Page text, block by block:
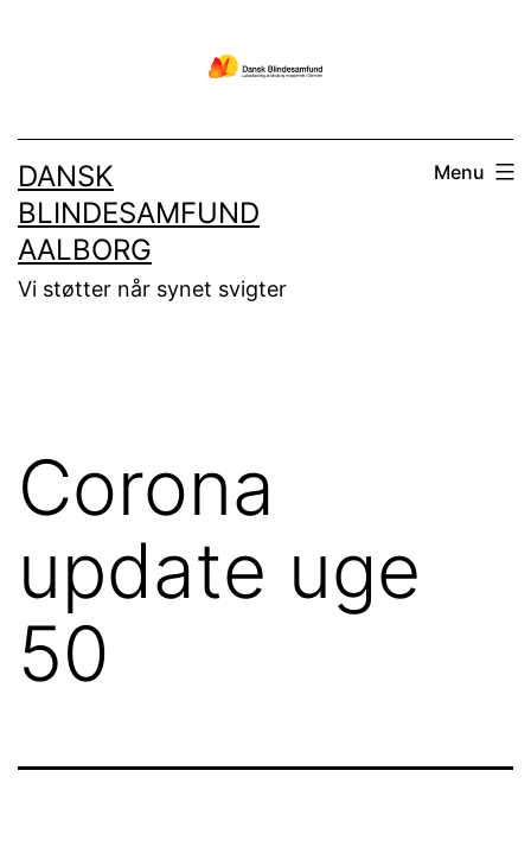
DANSK
BLINDESAMFUND
AALBORG
Vi støtter når synet svigter
Menu
Corona
update uge
50